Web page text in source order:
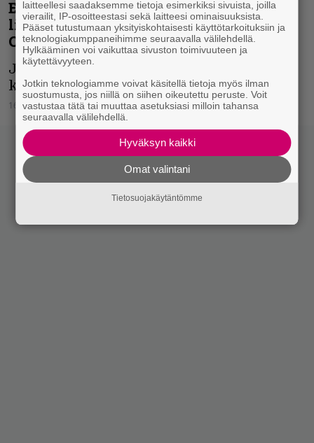
Ensiferum pisti uuden musavideon
linjoille – Tsekkaa Run from the
Crushing Tide
Juostaan murskaavan tulvan alta
karkuun!
16.09.2021 Niko Ikonen
laitteellesi saadaksemme tietoja esimerkiksi sivuista, joilla
vierailit, IP-osoitteestasi sekä laitteesi ominaisuuksista.
Pääset tutustumaan yksityiskohtaisesti käyttötarkoituksiin ja
teknologiakumppaneihimme seuraavalla välilehdellä.
Hylkääminen voi vaikuttaa sivuston toimivuuteen ja
käytettävyyteen.
Jotkin teknologiamme voivat käsitellä tietoja myös ilman
suostumusta, jos niillä on siihen oikeutettu peruste. Voit
vastustaa tätä tai muuttaa asetuksiasi milloin tahansa
seuraavalla välilehdellä.
Hyväksyn kaikki
Omat valintani
Tietosuojakäytäntömme